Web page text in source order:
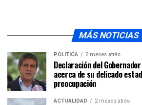
MÁS NOTICIAS
POLÍTICA 2 meses atrás
Declaración del
acerca de su delicado
preocupación
ACTUALIDAD 2 meses atrás